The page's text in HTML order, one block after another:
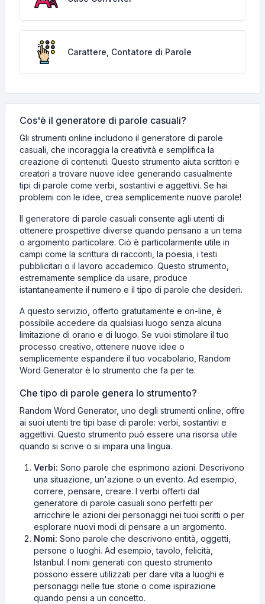
Carattere, Contatore di Parole
Cos'è il generatore di parole casuali?
Gli strumenti online includono il generatore di parole
casuali, che incoraggia la creatività e semplifica la
creazione di contenuti. Questo strumento aiuta scrittori e
creatori a trovare nuove idee generando casualmente
tipi di parole come verbi, sostantivi e aggettivi. Se hai
problemi con le idee, crea semplicemente nuove parole!
Il generatore di parole casuali consente agli utenti di
ottenere prospettive diverse quando pensano a un tema
o argomento particolare. Ciò è particolarmente utile in
campi come la scrittura di racconti, la poesia, i testi
pubblicitari o il lavoro accademico. Questo strumento,
estremamente semplice da usare, produce
istantaneamente il numero e il tipo di parole che desideri.
A questo servizio, offerto gratuitamente e on-line, è
possibile accedere da qualsiasi luogo senza alcuna
limitazione di orario e di luogo. Se vuoi stimolare il tuo
processo creativo, ottenere nuove idee o
semplicemente espandere il tuo vocabolario, Random
Word Generator è lo strumento che fa per te.
Che tipo di parole genera lo strumento?
Random Word Generator, uno degli strumenti online, offre
ai suoi utenti tre tipi base di parole: verbi, sostantivi e
aggettivi. Questo strumento può essere una risorsa utile
quando si scrive o si impara una lingua.
Verbi: Sono parole che esprimono azioni. Descrivono
una situazione, un'azione o un evento. Ad esempio,
correre, pensare, creare. I verbi offerti dal
generatore di parole casuali sono perfetti per
arricchire le azioni dei personaggi nei tuoi scritti o per
esplorare nuovi modi di pensare a un argomento.
Nomi: Sono parole che descrivono entità, oggetti,
persone o luoghi. Ad esempio, tavolo, felicità,
Istanbul. I nomi generati con questo strumento
possono essere utilizzati per dare vita a luoghi e
personaggi nelle tue storie o come ispirazione
quando pensi a un concetto.